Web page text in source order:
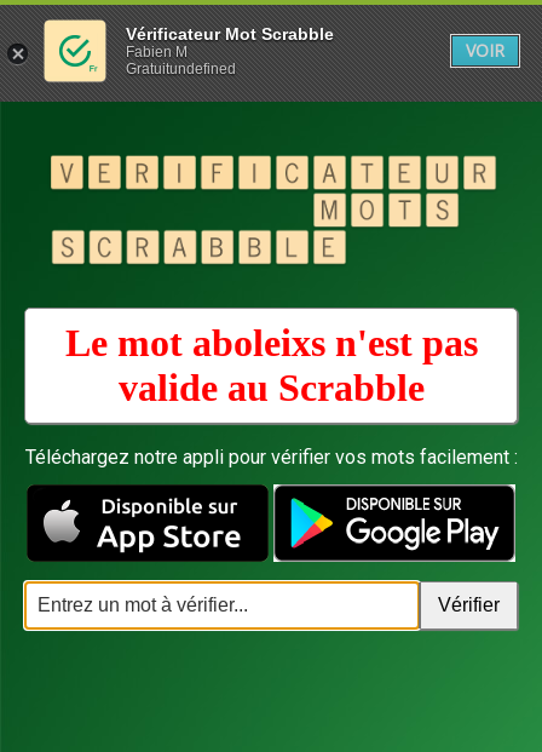
Le mot aboleixs n'est pas
valide au Scrabble
Téléchargez notre appli pour vérifier vos mots facilement :
Vérificateur Mot Scrabble
Fabien M
Gratuitundefined
VOIR